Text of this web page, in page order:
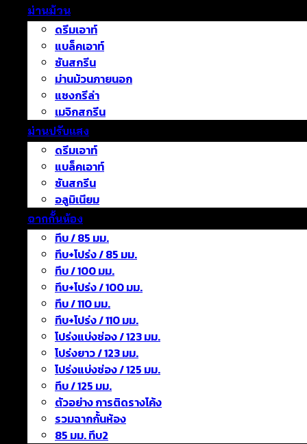
ม่านม้วน
ดรีมเอาท์
แบล็คเอาท์
ซันสกรีน
ม่านม้วนภายนอก
แชงกรีล่า
เมจิกสกรีน
ม่านปรับแสง
ดรีมเอาท์
แบล็คเอาท์
ซันสกรีน
อลูมิเนียม
ฉากกั้นห้อง
ทึบ / 85 มม.
ทึบ+โปร่ง / 85 มม.
ทึบ / 100 มม.
ทึบ+โปร่ง / 100 มม.
ทึบ / 110 มม.
ทึบ+โปร่ง / 110 มม.
โปร่งแบ่งช่อง / 123 มม.
โปร่งยาว / 123 มม.
โปร่งแบ่งช่อง / 125 มม.
ทึบ / 125 มม.
ตัวอย่าง การติดรางโค้ง
รวมฉากกั้นห้อง
85 มม. ทึบ2